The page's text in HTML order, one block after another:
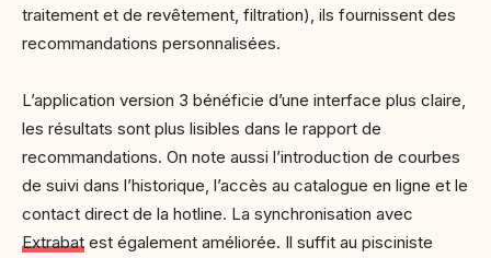
traitement et de revêtement, filtration), ils fournissent des
recommandations personnalisées.
L’application version 3 bénéficie d’une interface plus claire,
les résultats sont plus lisibles dans le rapport de
recommandations. On note aussi l’introduction de courbes
de suivi dans l’historique, l’accès au catalogue en ligne et le
contact direct de la hotline. La synchronisation avec
Extrabat est également améliorée. Il suffit au pisciniste